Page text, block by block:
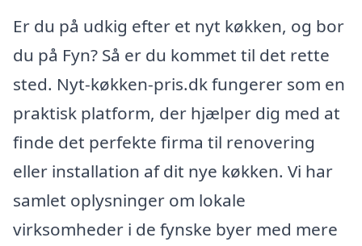
Er du på udkig efter et nyt køkken, og bor
du på Fyn? Så er du kommet til det rette
sted. Nyt-køkken-pris.dk fungerer som en
praktisk platform, der hjælper dig med at
finde det perfekte firma til renovering
eller installation af dit nye køkken. Vi har
samlet oplysninger om lokale
virksomheder i de fynske byer med mere